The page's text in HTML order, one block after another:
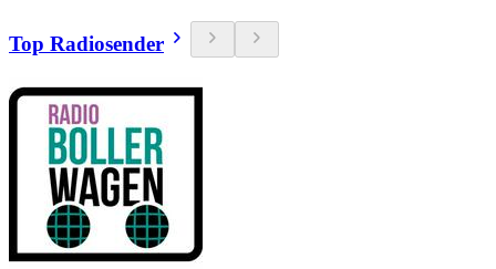
Top Radiosender